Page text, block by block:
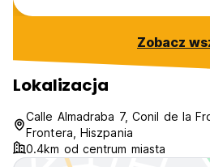
Zobacz
Lokalizacja
Calle Almadraba 7, Conil de la
Frontera, Hiszpania
0.4km od centrum miasta